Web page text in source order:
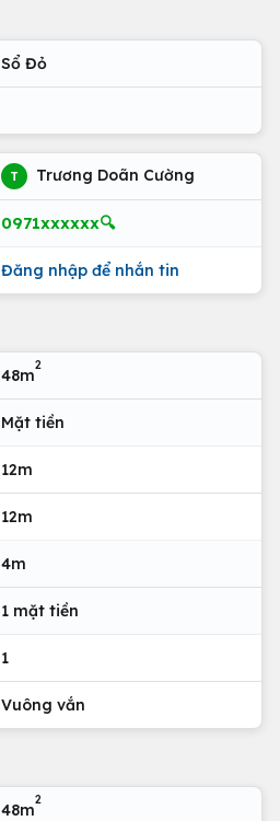
Sổ Đỏ
T Trương Doãn Cường
0971xxxxxx🔍
Đăng nhập để nhắn tin
48m
2
Mặt tiền
12m
12m
4m
1 mặt tiền
1
Vuông vắn
48m
2